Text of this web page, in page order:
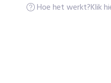
Hoe het werkt?Klik